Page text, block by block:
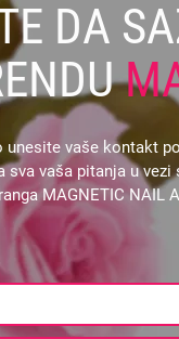
DA
unesite vaše kontakt
sva vaša pitanja u
MAGNETIC NAIL